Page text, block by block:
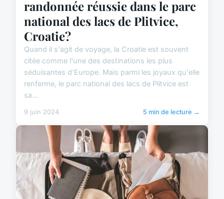
randonnée réussie dans le parc
national des lacs de Plitvice,
Croatie?
Quand il s'agit de voyage, la Croatie est souvent
citée comme l'une des destinations les plus
séduisantes d'Europe. Mais parmi les joyaux qu'elle
renferme, le parc national des lacs de Plitvice est
sa...
9 juin 2024 5 min de lecture →